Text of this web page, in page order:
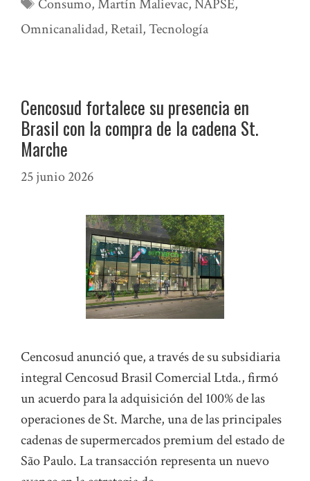
Consumo,Martín Malievac,NAPSE,
Omnicanalidad, Retail,Tecnología
Cencosud fortalece su presencia en
Brasil con la compra de la cadena St.
Marche
25 junio 2026
Cencosud anunció que, a través de su subsidiaria
integral Cencosud Brasil Comercial Ltda., firmó
un acuerdo para la adquisición del 100% de las
operaciones de St. Marche, una de las principales
cadenas de supermercados premium del estado de
São Paulo. La transacción representa un nuevo